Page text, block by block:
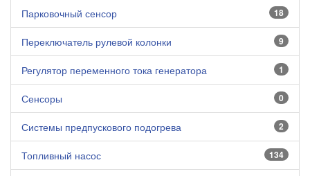
18
Парковочный сенсор
9
Переключатель рулевой колонки
1
Регулятор переменного тока генератора
0
Сенсоры
2
Системы предпускового подогрева
134
Топливный насос